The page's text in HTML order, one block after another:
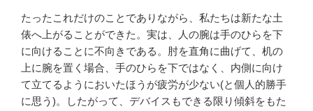
たったこれだけのことでありながら、私たちは新たな土
俵へ上がることができた。実は、人の腕は手のひらを下
に向けることに不向きである。肘を直角に曲げて、机の
上に腕を置く場合、手のひらを下ではなく、内側に向け
て立てるようにおいたほうが疲労が少ない(と個人的勝手
に思う)。したがって、デバイスもできる限り傾斜をもた